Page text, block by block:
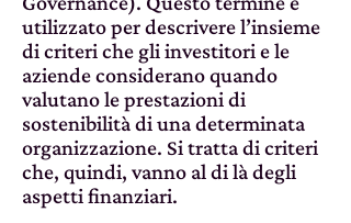
utilizzato per descrivere l’insieme
di criteri che gli investitori e le
aziende considerano quando
valutano le prestazioni di
sostenibilità di una determinata
organizzazione. Si tratta di criteri
che, quindi, vanno al di là degli
aspetti finanziari.